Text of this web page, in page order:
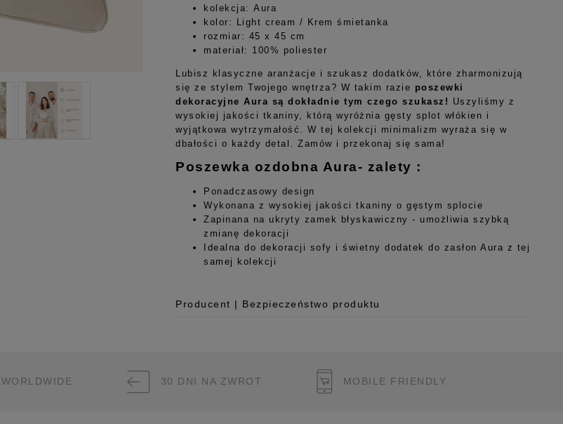
kolekcja: Aura
kolor: Light cream / Krem śmietanka
rozmiar: 45 x 45 cm
materiał: 100% poliester
Lubisz klasyczne aranżacje i szukasz dodatków, które zharmonizują
się ze stylem Twojego wnętrza? W takim razie poszewki
dekoracyjne Aura są dokładnie tym czego szukasz! Uszyliśmy z
wysokiej jakości tkaniny, którą wyróżnia gęsty splot włókien i
wyjątkowa wytrzymałość. W tej kolekcji minimalizm wyraża się w
dbałości o każdy detal. Zamów i przekonaj się sama!
Poszewka ozdobna Aura- zalety :
Ponadczasowy design
Wykonana z wysokiej jakości tkaniny o gęstym splocie
Zapinana na ukryty zamek błyskawiczny - umożliwia szybką
zmianę dekoracji
Idealna do dekoracji sofy i świetny dodatek do zasłon Aura z tej
samej kolekcji
Producent | Bezpieczeństwo produktu
52-131 Iwiny, Polska
30 DNI NA ZWROT MOBILE FRIENDLY